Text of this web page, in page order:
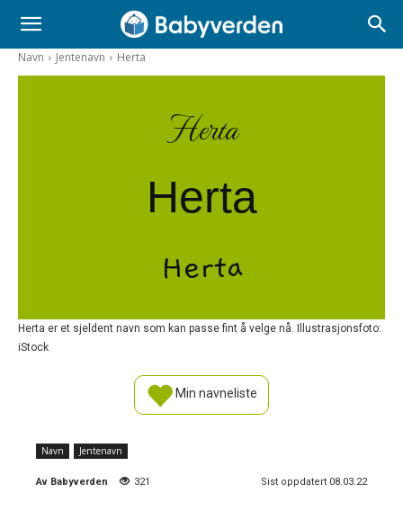
Navn Jentenavn Herta
Herta
Herta
Herta
Herta er et sjeldent navn som kan passe fint å velge nå. Illustrasjonsfoto:
iStock
Min navneliste
Navn Jentenavn
Av Babyverden 321 Sist oppdatert 08.03.22